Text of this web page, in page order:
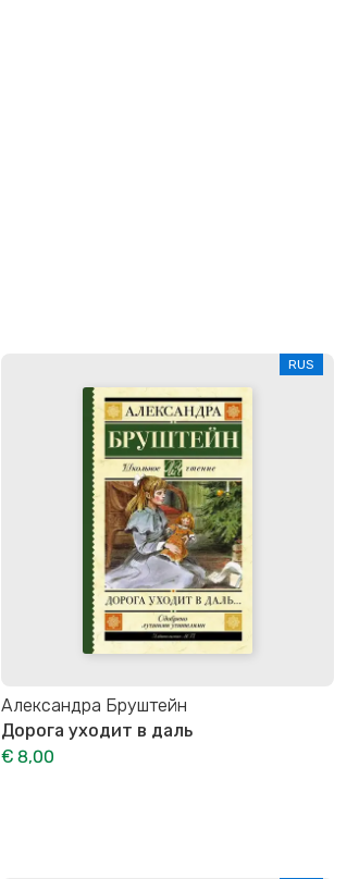
RUS
Александра Бруштейн
Дорога уходит в даль
€ 8,00